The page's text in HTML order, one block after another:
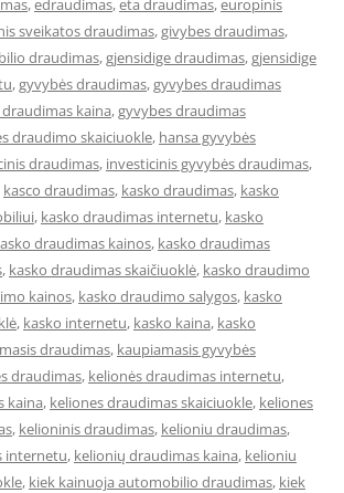
,edraudimas,eta draudimas,europinis
sveikatos draudimas,givybes draudimas,
draudimas,gjensidige draudimas,gjensidige
,gyvybės draudimas,gyvybes draudimas
kaina,gyvybes draudimas
draudimo skaiciuokle, hansa gyvybės
draudimas, investicinis gyvybės draudimas,
kasco draudimas, kasko draudimas, kasko
, kasko draudimas internetu, kasko
draudimas kainos, kasko draudimas
, kasko draudimas skaičiuoklė, kasko draudimo
kainos, kasko draudimo salygos, kasko
, kasko internetu, kasko kaina, kasko
draudimas, kaupiamasis gyvybės
draudimas, kelionės draudimas internetu,
kaina, keliones draudimas skaiciuokle, keliones
, kelioninis draudimas, kelioniu draudimas,
internetu, kelionių draudimas kaina, kelioniu
, kiek kainuoja automobilio draudimas, kiek